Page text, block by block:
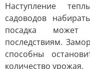
Наступление
садоводов
посадка может
последствиям.
способны
количество урожая.